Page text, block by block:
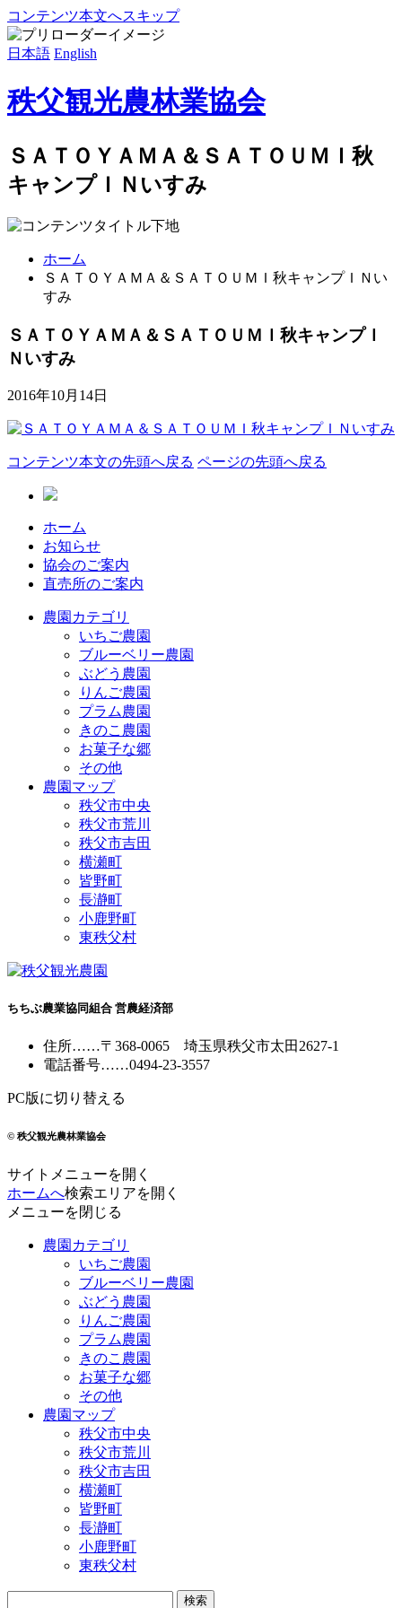
コンテンツ本文へスキップ
日本語 English
秩父観光農林業協会
ＳＡＴＯＹＡＭＡ＆ＳＡＴＯＵＭＩ秋
キャンプＩＮいすみ
ホーム
ＳＡＴＯＹＡＭＡ＆ＳＡＴＯＵＭＩ秋キャンプＩＮい
すみ
ＳＡＴＯＹＡＭＡ＆ＳＡＴＯＵＭＩ秋キャンプＩ
Ｎいすみ
2016年10月14日
コンテンツ本文の先頭へ戻る ページの先頭へ戻る
ホーム
お知らせ
協会のご案内
直売所のご案内
農園カテゴリ
いちご農園
ブルーベリー農園
ぶどう農園
りんご農園
プラム農園
きのこ農園
お菓子な郷
その他
農園マップ
秩父市中央
秩父市荒川
秩父市吉田
横瀬町
皆野町
長瀞町
小鹿野町
東秩父村
ちちぶ農業協同組合 営農経済部
住所……〒368-0065 埼玉県秩父市太田2627-1
電話番号……0494-23-3557
PC版に切り替える
© 秩父観光農林業協会
サイトメニューを開く
ホームへ検索エリアを開く
メニューを閉じる
農園カテゴリ
いちご農園
ブルーベリー農園
ぶどう農園
りんご農園
プラム農園
きのこ農園
お菓子な郷
その他
農園マップ
秩父市中央
秩父市荒川
秩父市吉田
横瀬町
皆野町
長瀞町
小鹿野町
東秩父村